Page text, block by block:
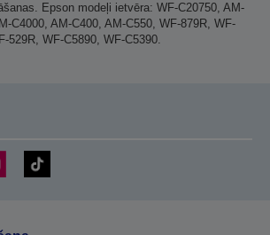
Epson modeļi ietvēra: WF-C20750, AM-
C4000, AM-C400, AM-C550, WF-879R, WF-
529R, WF-C5890, WF-C5390.